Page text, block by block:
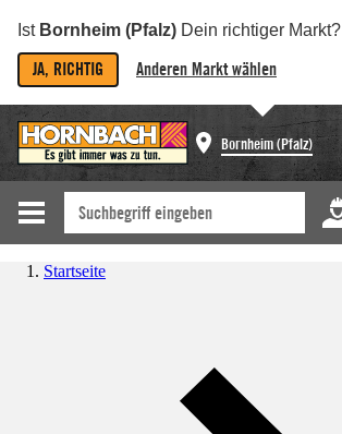
Ist Bornheim (Pfalz) Dein richtiger Markt?
JA, RICHTIG Anderen Markt wählen
Bornheim (Pfalz)
Startseite